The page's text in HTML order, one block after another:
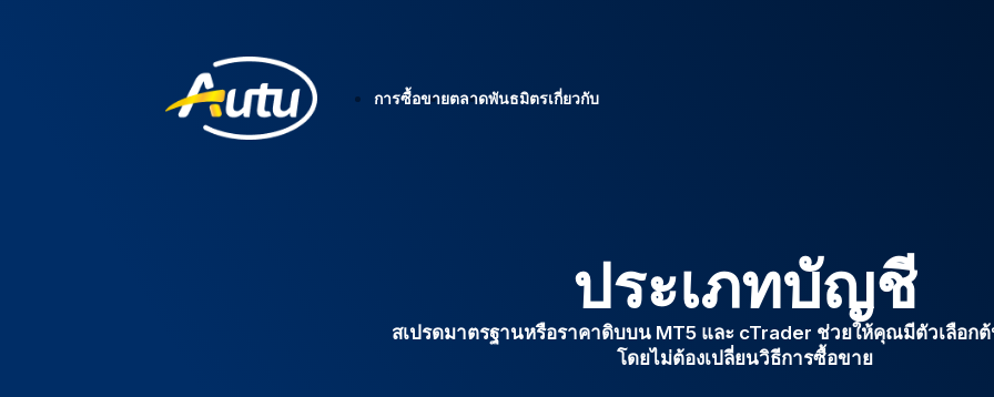
การซื้อขายตลาดพันธมิตรเกี่ยวกับ
ประเภทบัญชี
สเปรดมาตรฐานหรือราคาดิบบน MT5 และ cTrader ช่วยให้คุณมีตัวเลือก
โดยไม่ต้องเปลี่ยนวิธีการซื้อขาย